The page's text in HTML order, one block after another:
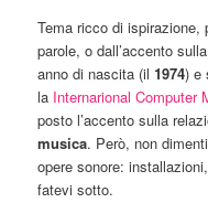
Tema ricco di ispirazione,
parole, o dall’accento
anno di nascita (il1974) e
la Internarional Computer
posto l’accento sulla
musica. Però, non
opere sonore:
fatevi sotto.